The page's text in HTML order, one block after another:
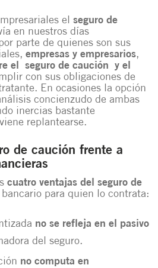
elseguro de
en nuestros días
parte de quienes son sus
empresas y empresarios,
el seguro de caución y el
con sus obligaciones de
En ocasiones la opción
concienzudo de ambas
inercias bastante
replantearse.
de caución frente a
cuatro ventajas del seguro de
para quien lo contrata:
no se refleja en el pasivo
del seguro.
no computa en